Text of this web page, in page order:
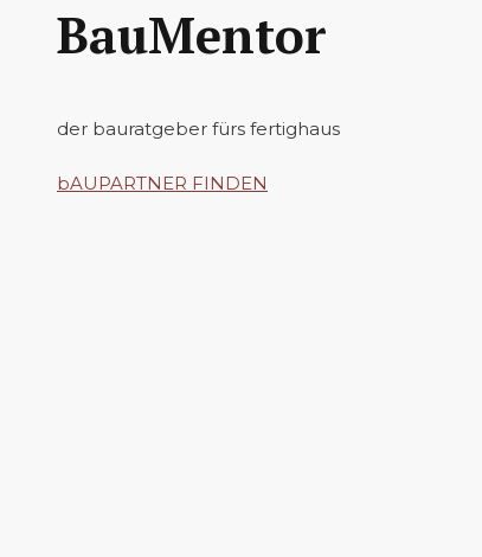
BauMentor
der bauratgeber fürs fertighaus
bAUPARTNER FINDEN